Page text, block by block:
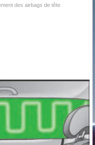
des airbags de tête